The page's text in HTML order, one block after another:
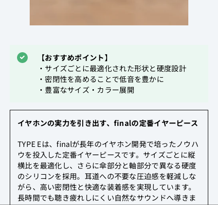
【おすすめポイント】
・サイズごとに最適化された形状と硬度設計
・密閉性を高めることで低音を豊かに
・豊富なサイズ・カラー展開
イヤホンの実力を引き出す、finalの定番イヤーピース
TYPE Eは、finalが長年のイヤホン開発で培ったノウハ
ウを投入した定番イヤーピースです。サイズごとに縦
横比を最適化し、さらに傘部分と軸部分で異なる硬度
のシリコンを採用。耳道への不要な圧迫感を軽減しな
がら、高い密閉性と快適な装着感を実現しています。
長時間でも聴き疲れしにくい自然なサウンドへ導きま